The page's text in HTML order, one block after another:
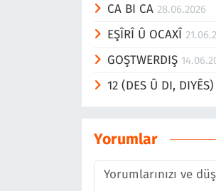
CA BI CA28.06.2026
EŞÎRÎ Û OCAXÎ
GOŞTWERDIŞ
12 (DES Û DI,
Yorumlar